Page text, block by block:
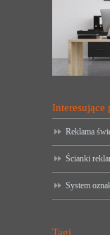
Interesujące
Reklama
Ścianki
System
Tagi